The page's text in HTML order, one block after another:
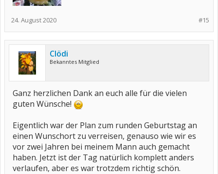
#15
24. August 2020
Clödi
Bekanntes Mitglied
Ganz herzlichen Dank an euch alle für die vielen
guten Wünsche!
Eigentlich war der Plan zum runden Geburtstag an
einen Wunschort zu verreisen, genauso wie wir es
vor zwei Jahren bei meinem Mann auch gemacht
haben. Jetzt ist der Tag natürlich komplett anders
verlaufen, aber es war trotzdem richtig schön.